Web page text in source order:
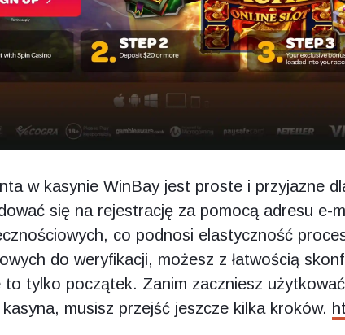
w kasynie WinBay jest proste i przyjazne
się na rejestrację za pomocą adresu e-
co podnosi elastyczność
do weryfikacji, możesz z łatwością
to tylko początek. Zanim zaczniesz
musisz przejść jeszcze kilka kroków.